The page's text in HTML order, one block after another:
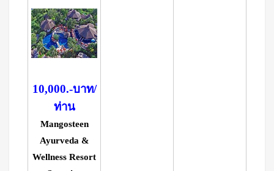
10,000.-บาท/
ท่าน
Mangosteen
Ayurveda &
Wellness Resort